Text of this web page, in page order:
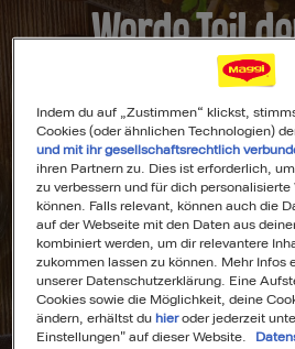
Werde Teil
All Deine
Lieblingsrezepte
an einem Ort!
Indem du auf „Zustimmen“ klickst,
Cookies (oder ähnlichen Technologien)
und mit ihr gesellschaftsrechtlich
ihren Partnern zu. Dies ist erforderlich,
zu verbessern und für dich personalisierte
können. Falls relevant, können auch die
auf der Webseite mit den Daten aus
kombiniert werden, um dir relevantere
zukommen lassen zu können. Mehr Infos
unserer Datenschutzerklärung. Eine
Cookies sowie die Möglichkeit, deine
ändern, erhältst du hieroder jederzeit
Einstellungen" auf dieser Website.